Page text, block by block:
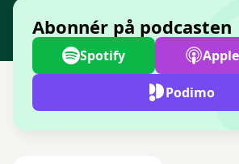
Abonnér på podcasten
Spotify
Podimo